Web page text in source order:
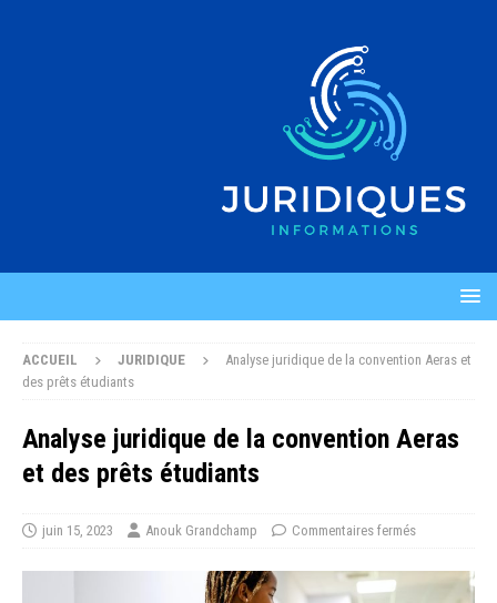
ACCUEIL JURIDIQUE
Analyse juridique de la convention Aeras et
des prêts étudiants
Analyse juridique de la convention Aeras
et des prêts étudiants
juin 15, 2023 Anouk Grandchamp Commentaires fermés